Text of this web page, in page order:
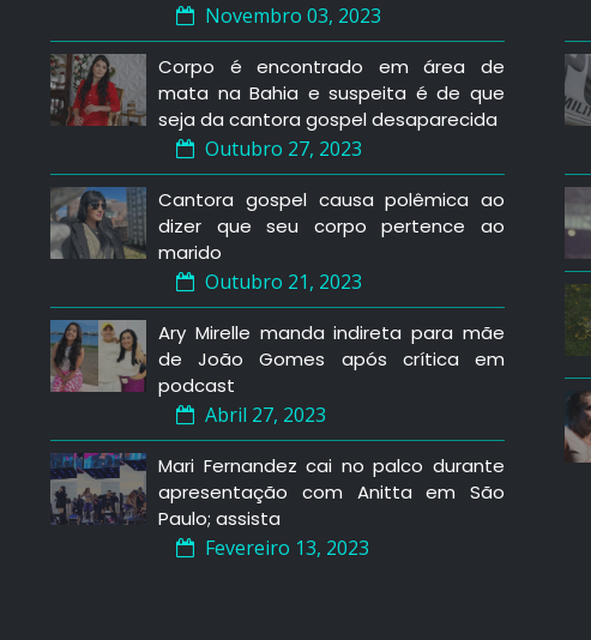
Novembro 03, 2023
Corpo é encontrado em área de
mata na Bahia e suspeita é de que
seja da cantora gospel desaparecida
Outubro 27, 2023
Cantora gospel causa polêmica ao
dizer que seu corpo pertence ao
marido
Outubro 21, 2023
Ary Mirelle manda indireta para mãe
de João Gomes após crítica em
podcast
Abril 27, 2023
Mari Fernandez cai no palco durante
apresentação com Anitta em São
Paulo; assista
Fevereiro 13, 2023